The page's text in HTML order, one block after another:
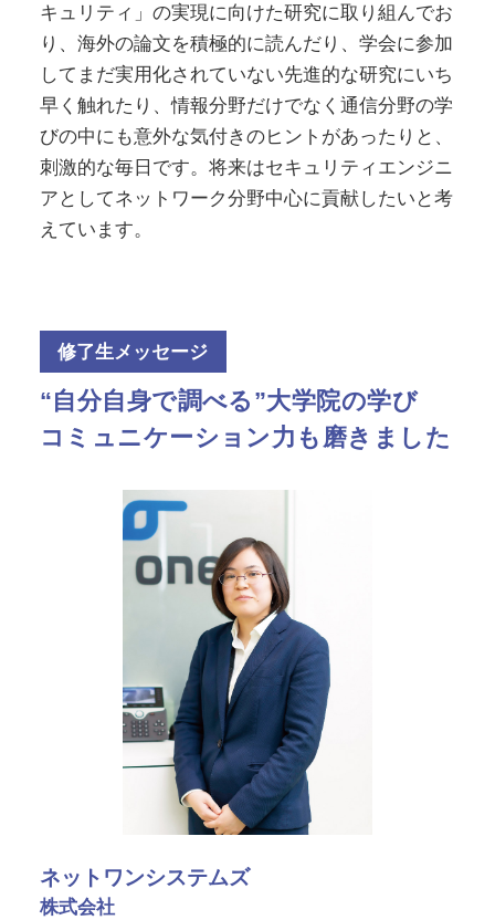
キュリティ」の実現に向けた研究に取り組んでお
り、海外の論文を積極的に読んだり、学会に参加
してまだ実用化されていない先進的な研究にいち
早く触れたり、情報分野だけでなく通信分野の学
びの中にも意外な気付きのヒントがあったりと、
刺激的な毎日です。将来はセキュリティエンジニ
アとしてネットワーク分野中心に貢献したいと考
えています。
修了生メッセージ
“自分自身で調べる”大学院の学び
コミュニケーション力も磨きました
ネットワンシステムズ
株式会社